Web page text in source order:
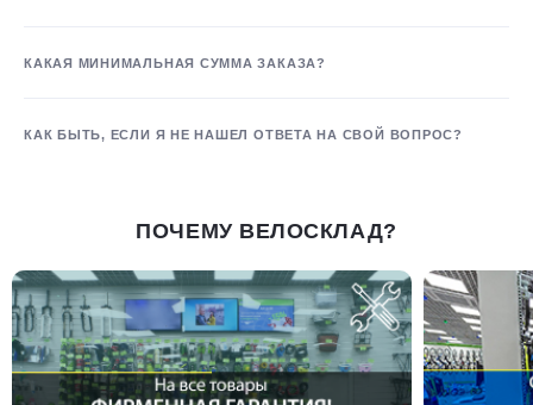
КАКАЯ МИНИМАЛЬНАЯ СУММА ЗАКАЗА?
КАК БЫТЬ, ЕСЛИ Я НЕ НАШЕЛ ОТВЕТА НА СВОЙ ВОПРОС?
ПОЧЕМУ ВЕЛОСКЛАД?